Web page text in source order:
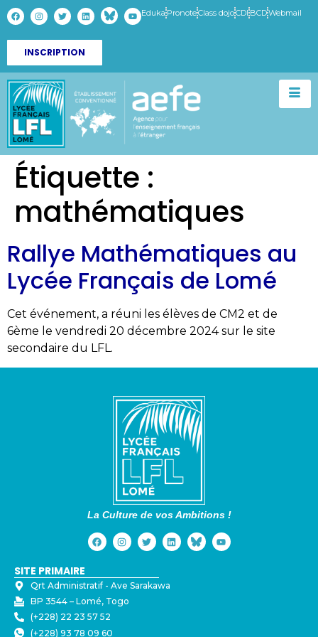
Eduka PronoteClass dojoCDI BCDWebmail
INSCRIPTION
Étiquette :
mathématiques
Rallye Mathématiques au
Lycée Français de Lomé
Cet événement, a réuni les élèves de CM2 et de
6ème le vendredi 20 décembre 2024 sur le site
secondaire du LFL.
La Culture de vos Ambitions !
SITE PRIMAIRE
Qrt Administratif - ⁠Ave Sarakawa
BP 3544 – Lomé, Togo
(+228) 22 23 57 52
(+228) 93 78 09 60